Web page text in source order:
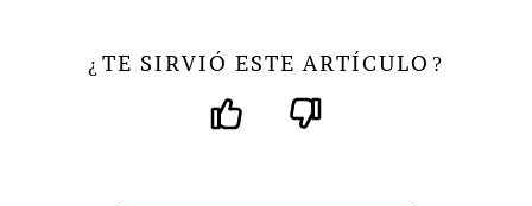
¿ TE SIRVIÓ ESTE ARTÍCULO ?